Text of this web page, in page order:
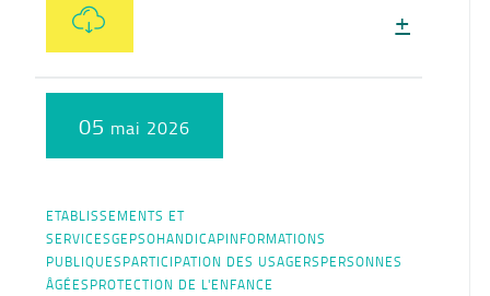
+
05 mai 2026
ETABLISSEMENTS ET
SERVICESGEPSOHANDICAPINFORMATIONS
PUBLIQUESPARTICIPATION DES USAGERSPERSONNES
ÂGÉESPROTECTION DE L'ENFANCE